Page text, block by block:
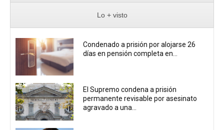
Lo + visto
Condenado a prisión por alojarse 26
días en pensión completa en...
El Supremo condena a prisión
permanente revisable por asesinato
agravado a una...